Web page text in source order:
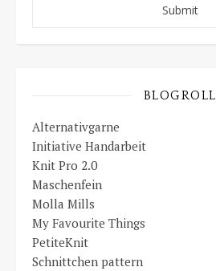
BLOGROLL
Alternativgarne
Initiative Handarbeit
Knit Pro 2.0
Maschenfein
Molla Mills
My Favourite Things
PetiteKnit
Schnittchen pattern